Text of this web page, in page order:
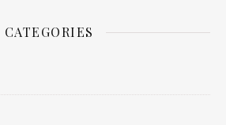
CATEGORIES